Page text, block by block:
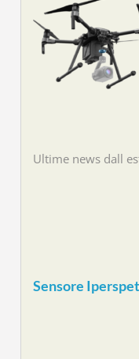
Ultime news dall
Sensore